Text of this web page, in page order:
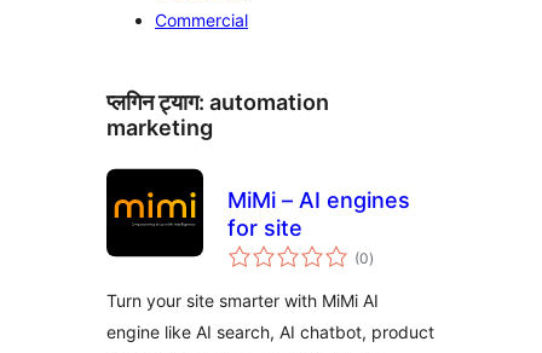
Commercial
प्लगिन ट्याग: automation
marketing
MiMi – AI engines
for site
(0कुल
रेटिङ्गहरू
)
Turn your site smarter with MiMi AI
engine like AI search, AI chatbot, product